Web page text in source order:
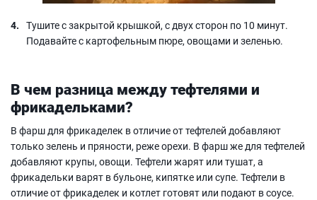
Тушите с закрытой крышкой, с двух сторон по 10 минут.
Подавайте с картофельным пюре, овощами и зеленью.
В чем разница между тефтелями и
фрикадельками?
В фарш для фрикаделек в отличие от тефтелей добавляют
только зелень и пряности, реже орехи. В фарш же для тефтелей
добавляют крупы, овощи. Тефтели жарят или тушат, а
фрикадельки варят в бульоне, кипятке или супе. Тефтели в
отличие от фрикаделек и котлет готовят или подают в соусе.